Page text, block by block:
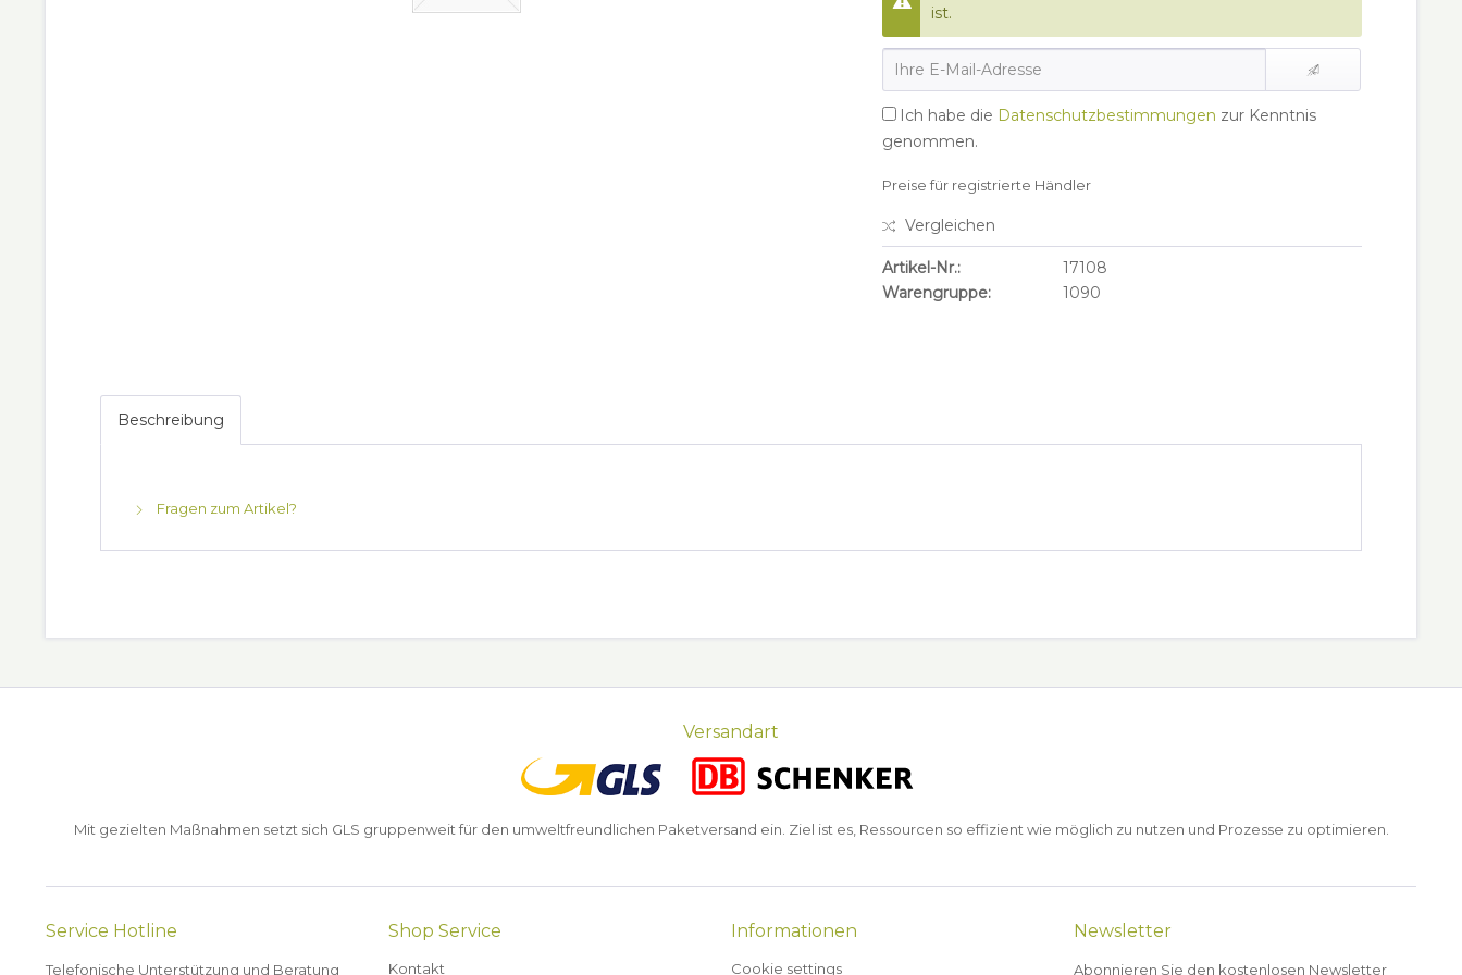
ist.
Ich habe die Datenschutzbestimmungen zur Kenntnis
genommen.
Preise für registrierte Händler
Vergleichen
Artikel-Nr.:
17108
Warengruppe:
1090
Beschreibung
Fragen zum Artikel?
Versandart
Mit gezielten Maßnahmen setzt sich GLS gruppenweit für den umweltfreundlichen Paketversand ein. Ziel ist es, Ressourcen so effizient wie möglich zu nutzen und Prozesse zu optimieren.
Service Hotline
Telefonische Unterstützung und Beratung
Shop Service
Kontakt
Informationen
Cookie settings
Newsletter
Abonnieren Sie den kostenlosen Newsletter